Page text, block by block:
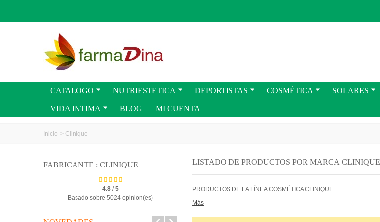
CATALOGO NUTRIESTETICA DEPORTISTAS COSMÉTICA SOLARES
VIDA INTIMA BLOG MI CUENTA
Inicio > Clinique
FABRICANTE : CLINIQUE
4.8/5
Basado sobre 5024 opinion(es)
LISTADO DE PRODUCTOS POR MARCA CLINIQUE
PRODUCTOS DE LA LÍNEA COSMÉTICA CLINIQUE
Más